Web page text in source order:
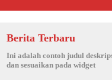
Berita Terbaru
Ini adalah contoh judul
dan sesuaikan pada widget